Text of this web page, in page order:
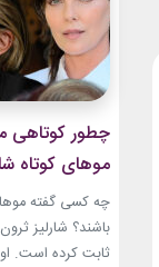
چطور کوتاهی
جسورانه
چه کسی گفته
باشند؟ شارلیز
ثابت کرده است.